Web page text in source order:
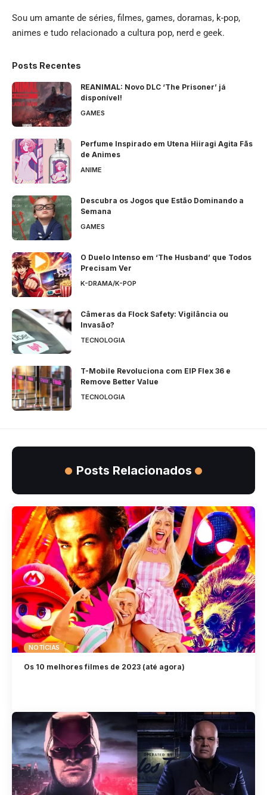
Sou um amante de séries, filmes, games, doramas, k-pop,
animes e tudo relacionado a cultura pop, nerd e geek.
Posts Recentes
REANIMAL: Novo DLC ‘The Prisoner’ já
disponível!
GAMES
Perfume Inspirado em Utena Hiiragi Agita Fãs
de Animes
ANIME
Descubra os Jogos que Estão Dominando a
Semana
GAMES
O Duelo Intenso em ‘The Husband’ que Todos
Precisam Ver
K-DRAMA/K-POP
Câmeras da Flock Safety: Vigilância ou
Invasão?
TECNOLOGIA
T-Mobile Revoluciona com EIP Flex 36 e
Remove Better Value
TECNOLOGIA
Posts Relacionados
NOTÍCIAS
Os 10 melhores filmes de 2023 (até agora)